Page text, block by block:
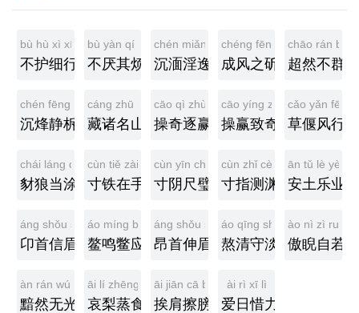
bù hù xì xíng
不护细行
bù yàn qí fán
不厌其烦
chén miǎn yín yì
沉湎淫逸
chéng fēng zhī zhuó
成风之斫
chāo rán bù
超然不群
chén fēng jìng tuò
沉烽静柝
cáng zhū míng shān
藏诸名山
cāo qì zhù yíng
操奇逐赢
cāo yíng zhì qí
操赢致奇
cǎo yǎn fēng
草偃风行
chái láng dāng tú
豺狼当涂
cùn tiě zài shǒu
寸铁在手
cùn yīn chǐ bì
寸阴尺璧
cùn zhǐ cè yuān
寸指测渊
ān tǔ lè yè
安土乐业
áng shǒu shēn méi
卬首信眉
áo míng biē yīng
鳌鸣鳖应
áng shǒu shēn méi
昂首伸眉
áo qīng shǒu dàn
熬清守淡
ào nì zì ruò
傲睨自若
àn rán wú guāng
黯然无光
āi lí zhēng shí
哀梨蒸食
āi jiān cā bǎng
挨肩擦膀
ài rì xī lì
爱日惜力